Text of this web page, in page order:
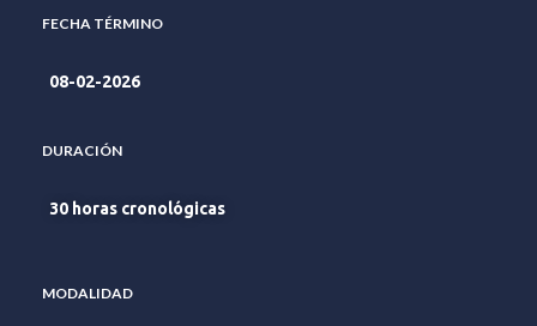
FECHA TÉRMINO
08-02-2026
DURACIÓN
30 horas cronológicas
MODALIDAD